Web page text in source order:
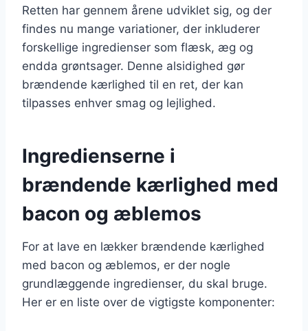
Retten har gennem årene udviklet sig, og der
findes nu mange variationer, der inkluderer
forskellige ingredienser som flæsk, æg og
endda grøntsager. Denne alsidighed gør
brændende kærlighed til en ret, der kan
tilpasses enhver smag og lejlighed.
Ingredienserne i
brændende kærlighed med
bacon og æblemos
For at lave en lækker brændende kærlighed
med bacon og æblemos, er der nogle
grundlæggende ingredienser, du skal bruge.
Her er en liste over de vigtigste komponenter: